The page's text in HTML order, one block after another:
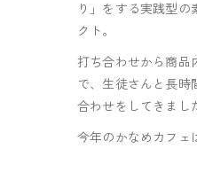
り」をする実践型の
クト。
打ち合わせから商品
で、生徒さんと長時
合わせをしてきまし
今年のかなめカフェ